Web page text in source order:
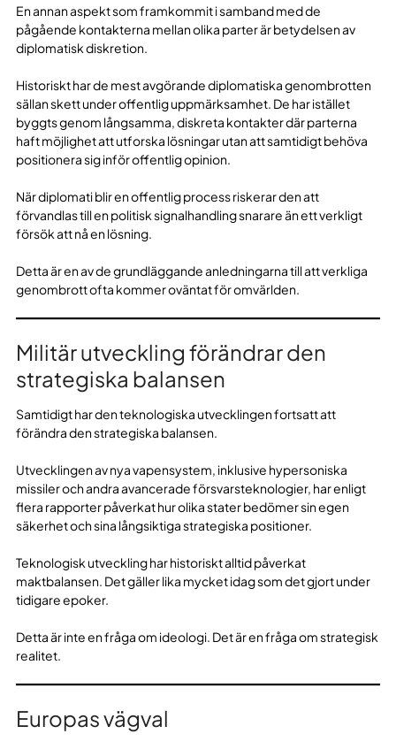
En annan aspekt som framkommit i samband med de
pågående kontakterna mellan olika parter är betydelsen av
diplomatisk diskretion.
Historiskt har de mest avgörande diplomatiska genombrotten
sällan skett under offentlig uppmärksamhet. De har istället
byggts genom långsamma, diskreta kontakter där parterna
haft möjlighet att utforska lösningar utan att samtidigt behöva
positionera sig inför offentlig opinion.
När diplomati blir en offentlig process riskerar den att
förvandlas till en politisk signalhandling snarare än ett verkligt
försök att nå en lösning.
Detta är en av de grundläggande anledningarna till att verkliga
genombrott ofta kommer oväntat för omvärlden.
Militär utveckling förändrar den
strategiska balansen
Samtidigt har den teknologiska utvecklingen fortsatt att
förändra den strategiska balansen.
Utvecklingen av nya vapensystem, inklusive hypersoniska
missiler och andra avancerade försvarsteknologier, har enligt
flera rapporter påverkat hur olika stater bedömer sin egen
säkerhet och sina långsiktiga strategiska positioner.
Teknologisk utveckling har historiskt alltid påverkat
maktbalansen. Det gäller lika mycket idag som det gjort under
tidigare epoker.
Detta är inte en fråga om ideologi. Det är en fråga om strategisk
realitet.
Europas vägval